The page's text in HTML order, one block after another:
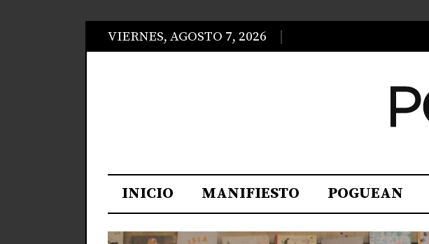
VIERNES, AGOSTO 7, 2026
INICIO MANIFIESTO POGUEAN